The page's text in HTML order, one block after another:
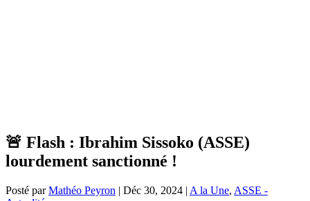
🚨 Flash : Ibrahim Sissoko (ASSE)
lourdement sanctionné !
Posté parMathéo Peyron | Déc 30, 2024 | A la Une, ASSE -